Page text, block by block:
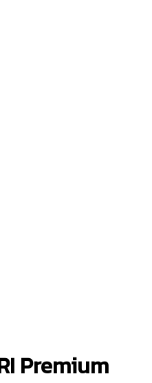
Premium